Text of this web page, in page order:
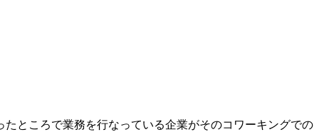
ところで業務を行なっている企業がそのコワーキングでの